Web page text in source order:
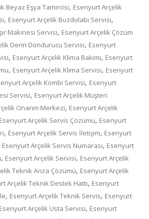
Beyaz Eşya Tamircisi, Esenyurt Arçelik
, Esenyurt Arçelik Buzdolabı Servisi,
Makinesi Servisi, Esenyurt Arçelik Çözüm
Derin Dondurucu Servisi, Esenyurt
, Esenyurt Arçelik Klima Bakımı, Esenyurt
, Esenyurt Arçelik Klima Servisi, Esenyurt
Arçelik Kombi Servisi, Esenyurt
Servisi, Esenyurt Arçelik Müşteri
Onarım Merkezi, Esenyurt Arçelik
Esenyurt Arçelik Servis Çözümü, Esenyurt
, Esenyurt Arçelik Servis İletişim, Esenyurt
Esenyurt Arçelik Servis Numarası, Esenyurt
, Esenyurt Arçelik Servisi, Esenyurt Arçelik
Teknik Arıza Çözümü, Esenyurt Arçelik
Arçelik Teknik Destek Hattı, Esenyurt
, Esenyurt Arçelik Teknik Servis, Esenyurt
Esenyurt Arçelik Usta Servisi, Esenyurt